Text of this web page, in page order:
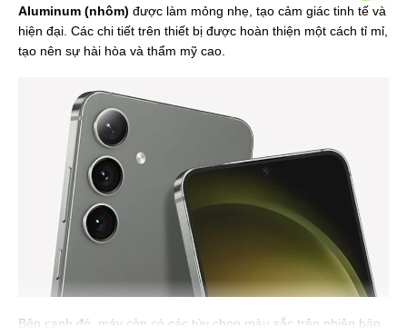
Aluminum (nhôm) được làm mỏng nhẹ, tạo cảm giác tinh tế và
hiện đại. Các chi tiết trên thiết bị được hoàn thiện một cách tỉ mỉ,
tạo nên sự hài hòa và thẩm mỹ cao.
Bên cạnh đó, máy còn có các tùy chọn màu sắc trên phiên bản